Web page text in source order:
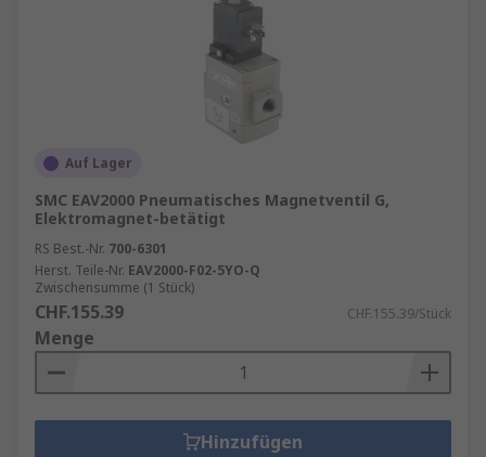
Auf Lager
SMC EAV2000 Pneumatisches Magnetventil G,
Elektromagnet-betätigt
RS Best.-Nr. 700-6301
Herst. Teile-Nr. EAV2000-F02-5YO-Q
Zwischensumme (1 Stück)
CHF.155.39 CHF.155.39/Stück
Menge
Hinzufügen